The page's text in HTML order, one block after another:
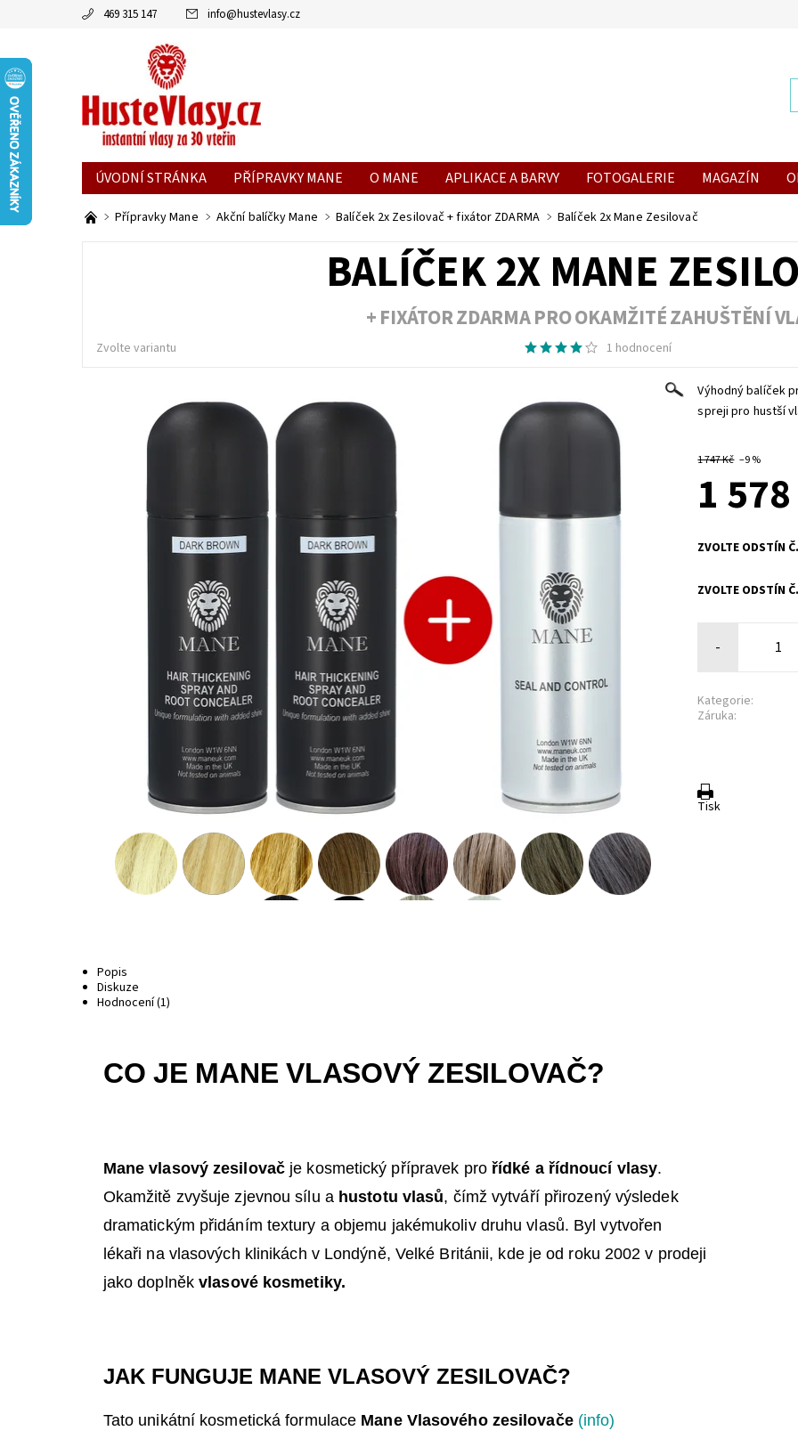
469 315 147 info@hustevlasy.cz
ÚVODNÍ STRÁNKA PŘÍPRAVKY MANE O MANE APLIKACE A BARVY FOTOGALERIE MAGAZÍN
Přípravky Mane Akční balíčky Mane Balíček 2x Zesilovač + fixátor ZDARMA Balíček 2x Mane Zesilovač
BALÍČEK 2X MANE
+ FIXÁTOR ZDARMA PRO OKAMŽITÉ ZAHUŠTĚNÍ
Zvolte variantu 1 hodnocení
Výhodný balíček
spreji pro hustší
1 747 Kč –9 %
1
ZVOLTE ODSTÍN
ZVOLTE ODSTÍN
-
Kategorie:
Záruka:
Tisk
Popis
Diskuze
Hodnocení (1)
CO JE MANE VLASOVÝ ZESILOVAČ?
Mane vlasový zesilovač je kosmetický přípravek pro řídké a řídnoucí vlasy.
Okamžitě zvyšuje zjevnou sílu a hustotu vlasů, čímž vytváří přirozený výsledek
dramatickým přidáním textury a objemu jakémukoliv druhu vlasů. Byl vytvořen
lékaři na vlasových klinikách v Londýně, Velké Británii, kde je od roku 2002 v prodeji
jako doplněkvlasové kosmetiky.
JAK FUNGUJE MANE VLASOVÝ ZESILOVAČ?
Tato unikátní kosmetická formulace Mane Vlasového zesilovače (info)